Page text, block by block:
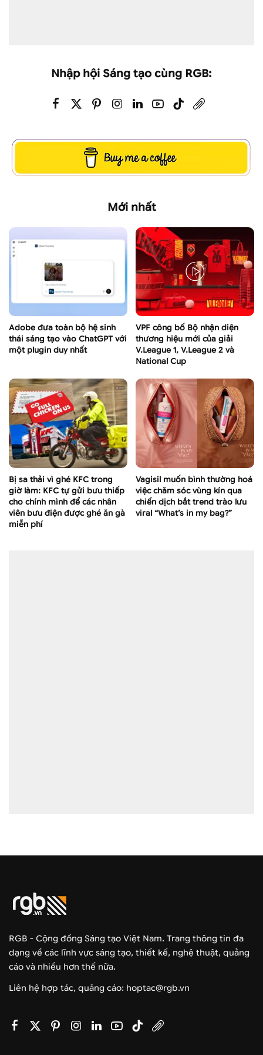
Nhập hội Sáng tạo cùng RGB:
Mới nhất
Adobe đưa toàn bộ hệ sinh
thái sáng tạo vào ChatGPT với
một plugin duy nhất
VPF công bố Bộ nhận diện
thương hiệu mới của giải
V.League 1, V.League 2 và
National Cup
Bị sa thải vì ghé KFC trong
giờ làm: KFC tự gửi bưu thiếp
cho chính mình để các nhân
viên bưu điện được ghé ăn gà
miễn phí
Vagisil muốn bình thường hoá
việc chăm sóc vùng kín qua
chiến dịch bắt trend trào lưu
viral “What’s in my bag?”
RGB - Cộng đồng Sáng tạo Việt Nam. Trang thông tin đa
dạng về các lĩnh vực sáng tạo, thiết kế, nghệ thuật, quảng
cáo và nhiều hơn thế nữa.
Liên hệ hợp tác, quảng cáo: hoptac@rgb.vn